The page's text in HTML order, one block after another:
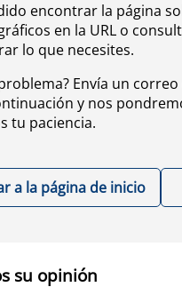
encontrar la página
en la URL o
lo que necesites.
Envía un
y nos
tu paciencia.
a la página de inicio
su opinión